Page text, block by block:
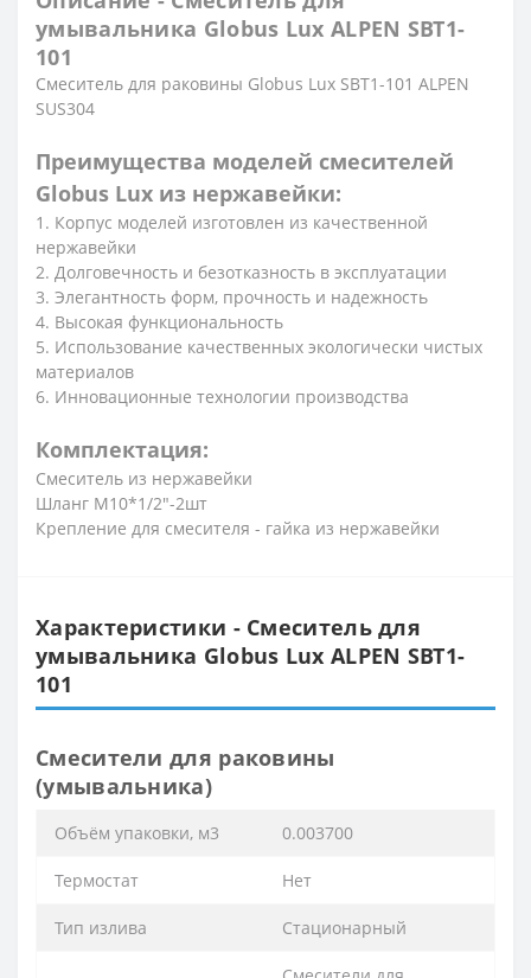
умывальника Globus Lux ALPEN SBT1-
101
Смеситель для раковины Globus Lux SBT1-101 ALPEN
SUS304
Преимущества моделей смесителей
Globus Lux из нержавейки:
1. Корпус моделей изготовлен из качественной
нержавейки
2. Долговечность и безотказность в эксплуатации
3. Элегантность форм, прочность и надежность
4. Высокая функциональность
5. Использование качественных экологически чистых
материалов
6. Инновационные технологии производства
Комплектация:
Смеситель из нержавейки
Шланг М10*1/2″-2шт
Крепление для смесителя - гайка из нержавейки
Характеристики - Смеситель для
умывальника Globus Lux ALPEN SBT1-
101
Смесители для раковины
(умывальника)
Объём упаковки, м3 0.003700
Термостат Нет
Тип излива Стационарный